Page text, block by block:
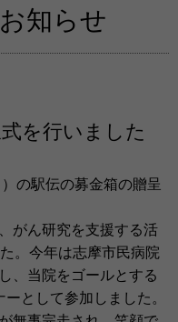
知らせ
を行いました
の駅伝の募金箱の贈呈
がん研究を支援する活
。今年は志摩市民病院
、当院をゴールとする
として参加しました。